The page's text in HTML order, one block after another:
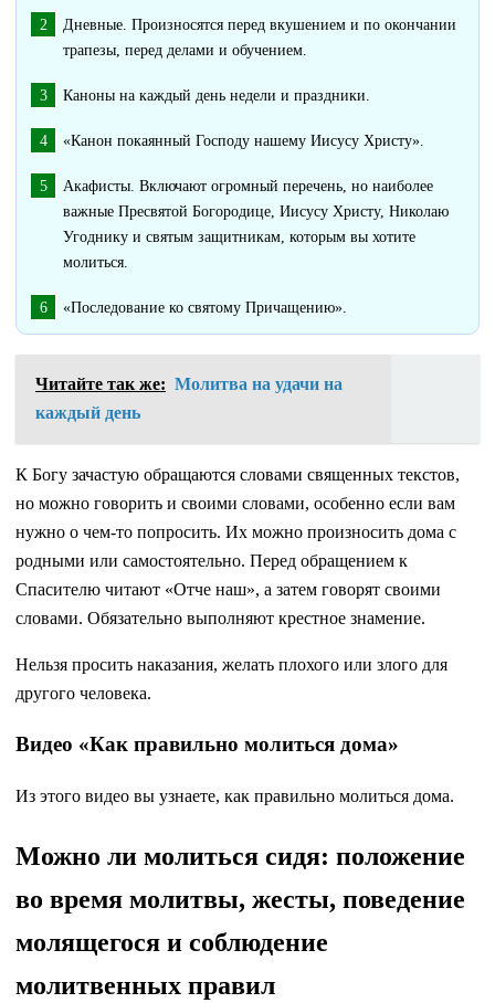
Дневные. Произносятся перед вкушением и по окончании
трапезы, перед делами и обучением.
Каноны на каждый день недели и праздники.
«Канон покаянный Господу нашему Иисусу Христу».
Акафисты. Включают огромный перечень, но наиболее
важные Пресвятой Богородице, Иисусу Христу, Николаю
Угоднику и святым защитникам, которым вы хотите
молиться.
«Последование ко святому Причащению».
Читайте так же: Молитва на удачи на
каждый день
К Богу зачастую обращаются словами священных текстов,
но можно говорить и своими словами, особенно если вам
нужно о чем-то попросить. Их можно произносить дома с
родными или самостоятельно. Перед обращением к
Спасителю читают «Отче наш», а затем говорят своими
словами. Обязательно выполняют крестное знамение.
Нельзя просить наказания, желать плохого или злого для
другого человека.
Видео «Как правильно молиться дома»
Из этого видео вы узнаете, как правильно молиться дома.
Можно ли молиться сидя: положение
во время молитвы, жесты, поведение
молящегося и соблюдение
молитвенных правил